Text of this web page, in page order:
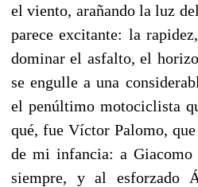
el viento, arañando la luz
parece excitante: la
dominar el asfalto, el
se engulle a una
el penúltimo motociclista
qué, fue Víctor Palomo,
de mi infancia: a Giacomo
siempre, y al esforzado